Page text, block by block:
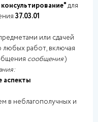
для
37.03.01
или сдачей
любых работ, включая
сообщения)
аспекты
в неблагополучных и